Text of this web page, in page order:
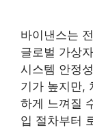
바이낸스는
글로벌 가상
시스템 안정
기가 높지만,
하게 느껴질
입 절차부터